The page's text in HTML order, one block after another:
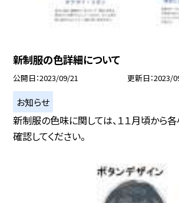
新制服の色詳細について
公開日 2023/09/21 更新日 2023/
お知らせ
新制服の色味に関しては、１１月頃から
確認してください。